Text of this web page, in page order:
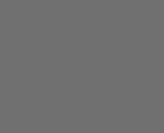
unterstützte, sein